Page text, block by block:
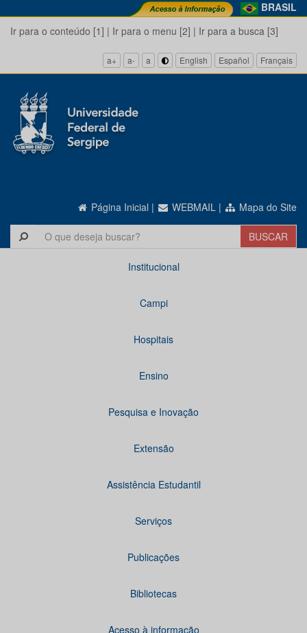
BRASIL
Ir para o conteúdo [1] | Ir para o menu [2] | Ir para a busca [3]
a+ a- a English Español Français
Página Inicial | WEBMAIL | Mapa do Site
Institucional
Campi
Hospitais
Ensino
Pesquisa e Inovação
Extensão
Assistência Estudantil
Serviços
Publicações
Bibliotecas
Acesso à informação